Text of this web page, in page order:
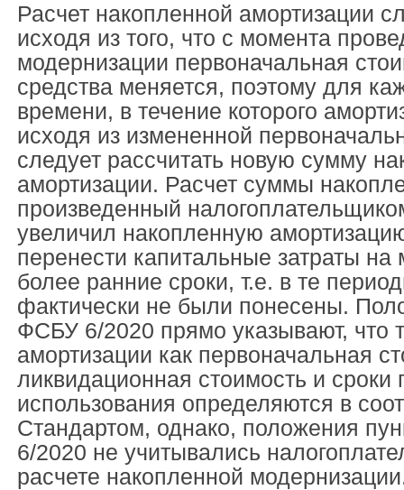
Расчет накопленной амортизации
исходя из того, что с момента
модернизации первоначальная
средства меняется, поэтому для
времени, в течение которого
исходя из измененной
следует рассчитать новую сумму
амортизации. Расчет суммы
произведенный
увеличил накопленную
перенести капитальные затраты
более ранние сроки, т.е. в те
фактически не были понесены.
ФСБУ 6/2020 прямо указывают, что
амортизации как первоначальная
ликвидационная стоимость и сроки
использования определяются в
Стандартом, однако, положения
6/2020 не учитывались
расчете накопленной